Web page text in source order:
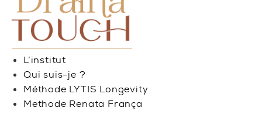
L’institut
Qui suis-je ?
Méthode LYTIS Longevity
Methode Renata França